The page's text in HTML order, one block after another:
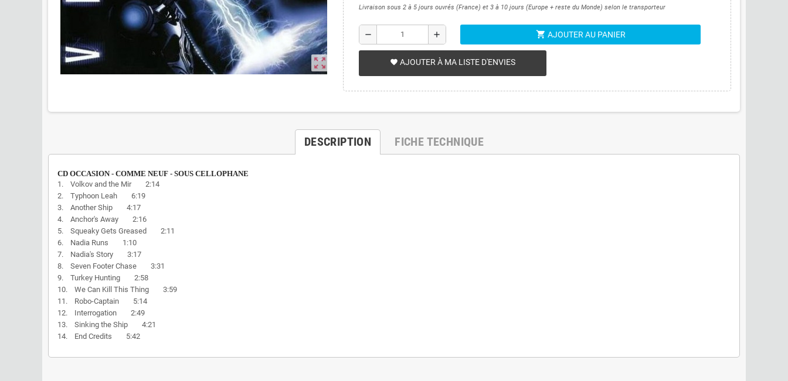
zoom_out_map
Livraison sous 2 à 5 jours ouvrés (France) et 3 à 10 jours (Europe + reste du Monde) selon le transporteur
remove add shopping_cart AJOUTER AU PANIER
favorite AJOUTER À MA LISTE D'ENVIES
DESCRIPTION FICHE TECHNIQUE
CD OCCASION - COMME NEUF - SOUS CELLOPHANE
1. Volkov and the Mir 2:14
2. Typhoon Leah 6:19
3. Another Ship 4:17
4. Anchor's Away 2:16
5. Squeaky Gets Greased 2:11
6. Nadia Runs 1:10
7. Nadia's Story 3:17
8. Seven Footer Chase 3:31
9. Turkey Hunting 2:58
10. We Can Kill This Thing 3:59
11. Robo-Captain 5:14
12. Interrogation 2:49
13. Sinking the Ship 4:21
14. End Credits 5:42